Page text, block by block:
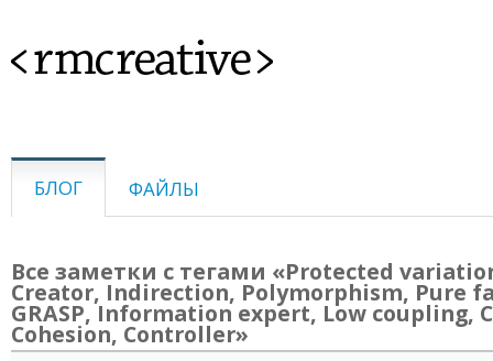
<rmcreative>
БЛОГ ФАЙЛЫ
Все заметки с тегами «Protected
Creator, Indirection, Polymorphism, Pure
GRASP, Information expert, Low coupling,
Cohesion, Controller»